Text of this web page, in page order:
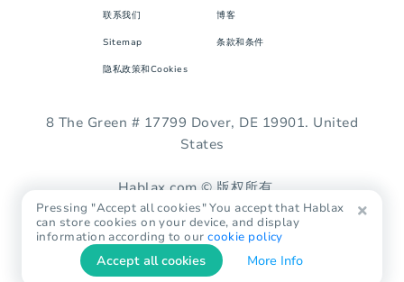
联系我们 博客
Sitemap 条款和条件
隐私政策和Cookies
8 The Green # 17799 Dover, DE 19901. United
States
Hablax.com © 版权所有。
Pressing "Accept all cookies" You accept that Hablax
can store cookies on your device, and display
information according to ourcookie policy
Accept all cookies More Info